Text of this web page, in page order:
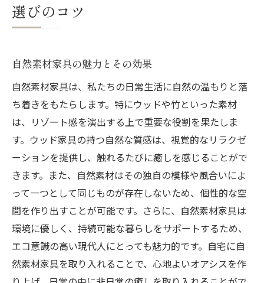
選びのコツ
自然素材家具の魅力とその効果
自然素材家具は、私たちの日常生活に自然の温もりと落
ち着きをもたらします。特にウッドや竹といった素材
は、リゾート感を演出する上で重要な役割を果たしま
す。ウッド家具の持つ自然な質感は、視覚的なリラクゼ
ーションを提供し、触れるたびに癒しを感じることがで
きます。また、自然素材はその独自の模様や風合いによ
って一つとして同じものが存在しないため、個性的な空
間を作り出すことが可能です。さらに、自然素材家具は
環境に優しく、持続可能な暮らしをサポートするため、
エコ意識の高い現代人にとっても魅力的です。自宅に自
然素材家具を取り入れることで、心地よいオアシスを作